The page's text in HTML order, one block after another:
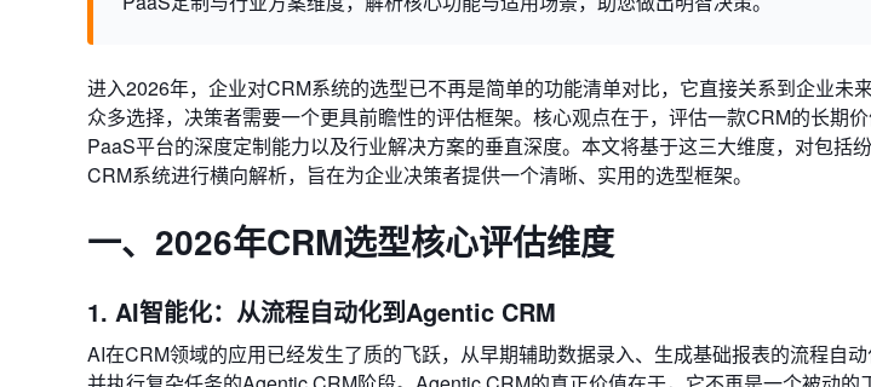
进入2026年，企业对CRM系统的选型已不再是简单的功能清单对比，它直接关系到企业未
众多选择，决策者需要一个更具前瞻性的评估框架。核心观点在于，评估一款CRM的长期价
PaaS平台的深度定制能力以及行业解决方案的垂直深度。本文将基于这三大维度，对包括
CRM系统进行横向解析，旨在为企业决策者提供一个清晰、实用的选型框架。
一、2026年CRM选型核心评估维度
1. AI智能化：从流程自动化到Agentic CRM
AI在CRM领域的应用已经发生了质的飞跃，从早期辅助数据录入、生成基础报表的流程自